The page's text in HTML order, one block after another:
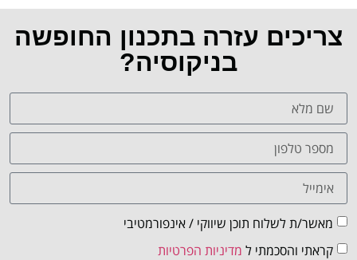
צריכים עזרה בתכנון החופשה
בניקוסיה?
מאשר/ת לשלוח תוכן שיווקי / אינפורמטיבי
קראתי והסכמתי ל מדיניות הפרטיות